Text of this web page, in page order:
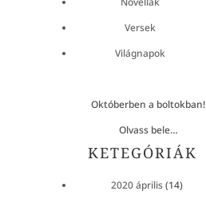
Versek
Világnapok
Októberben a boltokban!
Olvass bele…
KETEGÓRIÁK
2020 április(14)